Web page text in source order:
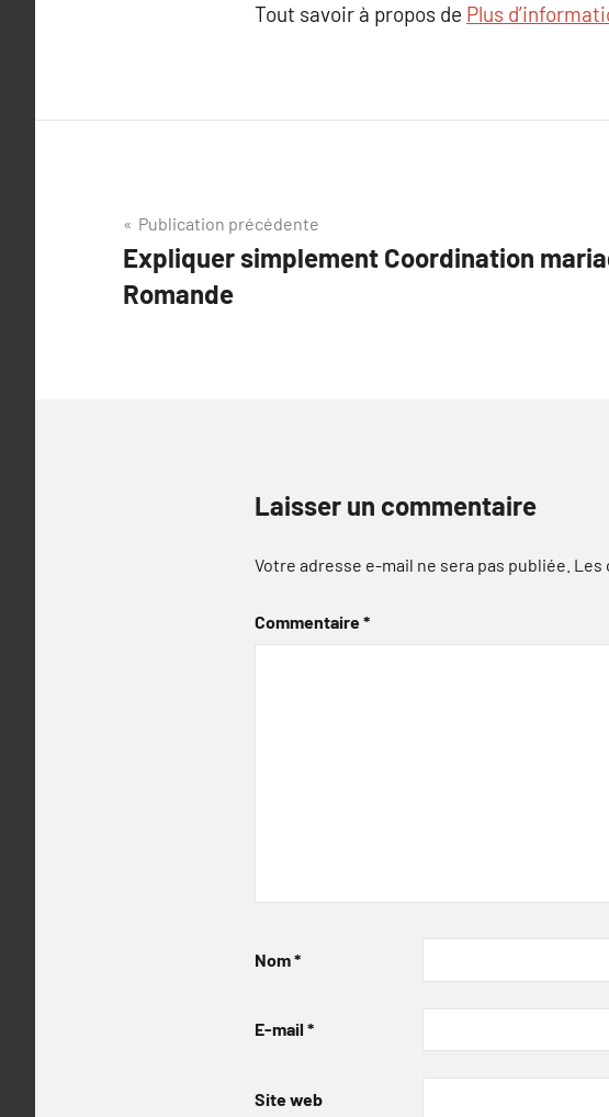
Tout savoir à propos de Plus
Navigation
de
l’article
Publication précédente
Expliquer simplement Coordination
Romande
Laisser un commentaire
Votre adresse e-mail ne sera pas publiée. Les
Commentaire*
Nom*
E-mail *
Site web